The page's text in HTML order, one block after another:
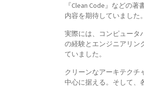
『Clean Code』などの
内容を期待していました。
実際には、コンピュータ
の経験とエンジニアリン
ていました。
クリーンなアーキテクチ
中心に据える。そして、